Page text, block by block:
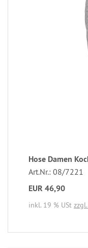
Hose Damen
Art.Nr.: 08/7221
EUR 46,90
inkl. 19 % USt